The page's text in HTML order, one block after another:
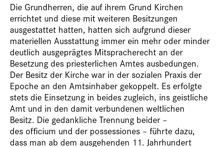
Die Grundherren, die auf ihrem Grund Kirchen
errichtet und diese mit weiteren Besitzungen
ausgestattet hatten, hatten sich aufgrund dieser
materiellen Ausstattung immer ein mehr oder minder
deutlich ausgeprägtes Mitspracherecht an der
Besetzung des priesterlichen Amtes ausbedungen.
Der Besitz der Kirche war in der sozialen Praxis der
Epoche an den Amtsinhaber gekoppelt. Es erfolgte
stets die Einsetzung in beides zugleich, ins geistliche
Amt und in den damit verbundenen weltlichen
Besitz. Die gedankliche Trennung beider –
des officium und der possessiones – führte dazu,
dass man ab dem ausgehenden 11. Jahrhundert